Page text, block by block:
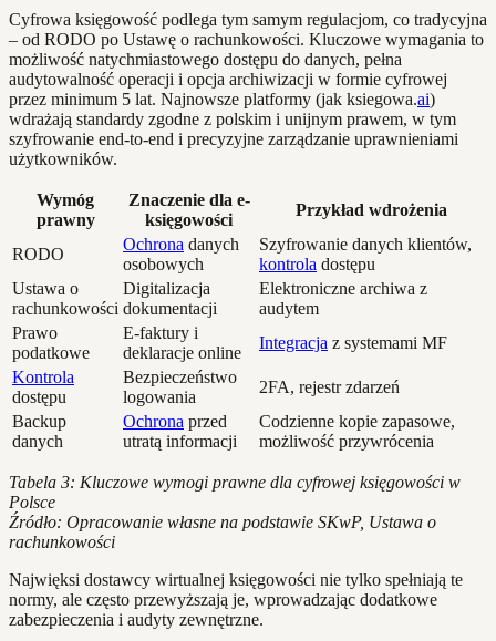
Cyfrowa księgowość podlega tym samym regulacjom, co tradycyjna
– od RODO po Ustawę o rachunkowości. Kluczowe wymagania to
możliwość natychmiastowego dostępu do danych, pełna
audytowalność operacji i opcja archiwizacji w formie cyfrowej
przez minimum 5 lat. Najnowsze platformy (jak ksiegowa.ai)
wdrażają standardy zgodne z polskim i unijnym prawem, w tym
szyfrowanie end-to-end i precyzyjne zarządzanie uprawnieniami
użytkowników.
Wymóg
prawny
Znaczenie dla e-
księgowości
Przykład wdrożenia
RODO
Ochrona danych
osobowych
Szyfrowanie danych klientów,
kontrola dostępu
Ustawa o
rachunkowości
Digitalizacja
dokumentacji
Elektroniczne archiwa z
audytem
Prawo
podatkowe
E-faktury i
deklaracje online
Integracja z systemami MF
Kontrola
dostępu
Bezpieczeństwo
logowania
2FA, rejestr zdarzeń
Backup
danych
Ochrona przed
utratą informacji
Codzienne kopie zapasowe,
możliwość przywrócenia
Tabela 3: Kluczowe wymogi prawne dla cyfrowej księgowości w
Polsce
Źródło: Opracowanie własne na podstawie SKwP, Ustawa o
rachunkowości
Najwięksi dostawcy wirtualnej księgowości nie tylko spełniają te
normy, ale często przewyższają je, wprowadzając dodatkowe
zabezpieczenia i audyty zewnętrzne.